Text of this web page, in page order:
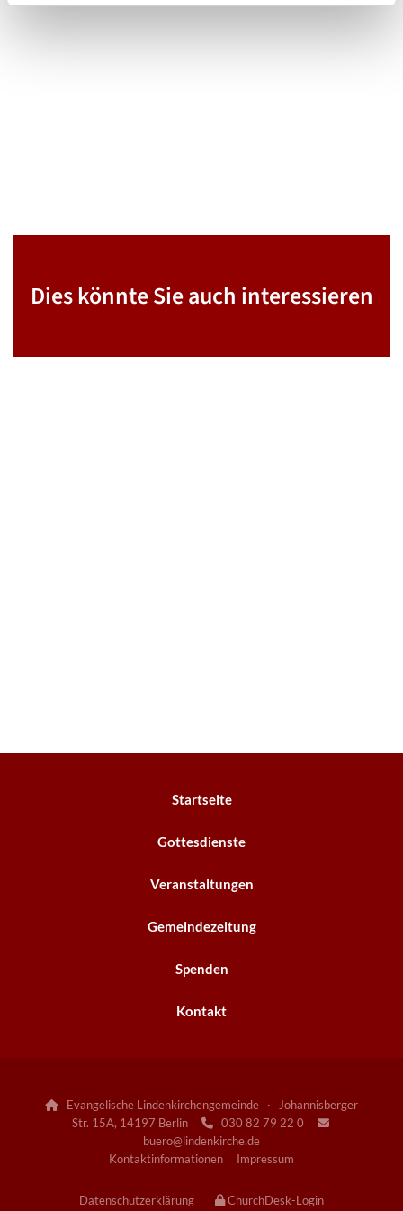
Dies könnte Sie auch interessieren
Startseite
Gottesdienste
Veranstaltungen
Gemeindezeitung
Spenden
Kontakt

Evangelische Lindenkirchengemeinde · Johannisberger
Str. 15A, 14197 Berlin
030 82 79 22 0 
buero@lindenkirche.de
Kontaktinformationen
Impressum
Datenschutzerklärung ChurchDesk-Login